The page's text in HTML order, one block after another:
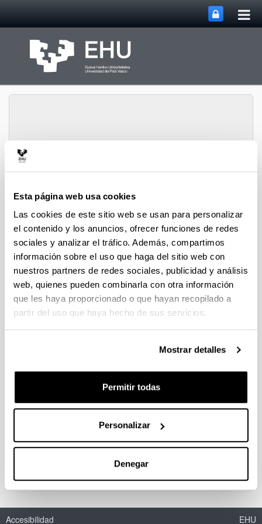
Esta página web usa cookies
Las cookies de este sitio web se usan para personalizar
el contenido y los anuncios, ofrecer funciones de redes
sociales y analizar el tráfico. Además, compartimos
información sobre el uso que haga del sitio web con
nuestros partners de redes sociales, publicidad y análisis
web, quienes pueden combinarla con otra información
que les haya proporcionado o que hayan recopilado a
partir del uso que haya hecho de sus servicios.
Mostrar detalles
Permitir todas
Personalizar
Denegar
Ingeniería Química y del
Medio Ambiente
Tesis Doctorales (2022)
Lignin conversion into high added
value products
Universidad del País Vasco / Euskal Herriko
Unibertsitatea (UPV/EHU)
Personas encargadas de la dirección:
Jalel Labidi eta Patricia Gullón
Accesibilidad EHU